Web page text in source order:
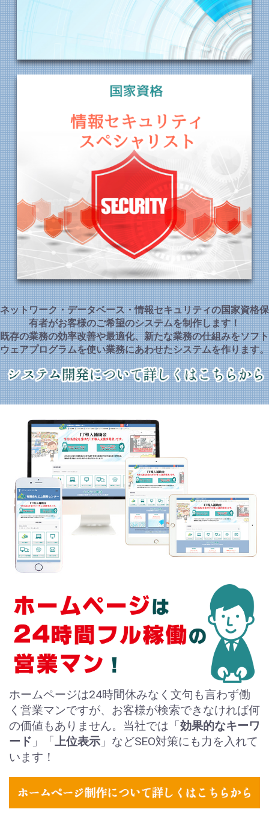
ネットワーク・データベース・情報セキュリティの国家資格保
有者がお客様のご希望のシステムを制作します！
既存の業務の効率改善や最適化、新たな業務の仕組みをソフト
ウェアプログラムを使い業務にあわせたシステムを作ります。
ホームページは24時間休みなく文句も言わず働
く営業マンですが、お客様が検索できなければ何
の価値もありません。当社では「効果的なキーワ
ード 」「上位表示 」などSEO対策にも力を入れて
います！